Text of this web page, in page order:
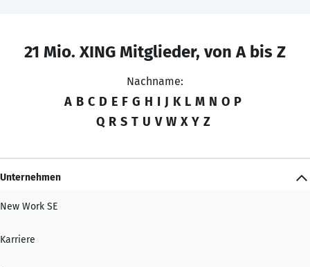
21 Mio. XING Mitglieder, von A bis Z
Nachname:
A B C D E F G H I J K L M N O P
Q R S T U V W X Y Z
Unternehmen
New Work SE
Karriere